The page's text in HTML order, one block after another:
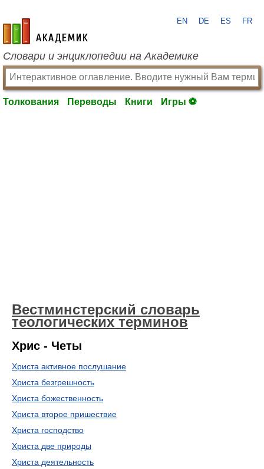
academic.ru
EN DE ES FR
Словари и энциклопедии на Академике
Толкования Переводы Книги Игры ⚽
Вестминстерский словарь
теологических терминов
Хрис - Четы
Христа активное послушание
Христа безгрешность
Христа божественность
Христа второе пришествие
Христа господство
Христа две природы
Христа деятельность